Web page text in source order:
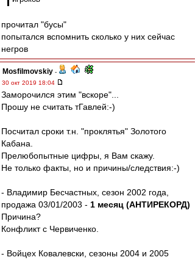
прочитал "бусы"
попытался вспомнить сколько у них сейчас
негров
Mosfilmovskiy -
30 окт 2019 18:04
Заморочился этим "вскоре"...
Прошу не считать тГавлей:-)
Посчитал сроки т.н. "проклятья" Золотого
Кабана.
Прелюбопытные цифры, я Вам скажу.
Не только факты, но и причины/следствия:-)
- Владимир Бесчастных, сезон 2002 года,
продажа 03/01/2003 - 1 месяц (АНТИРЕКОРД)
Причина?
Конфликт с Червиченко.
- Войцех Ковалевски, сезоны 2004 и 2005